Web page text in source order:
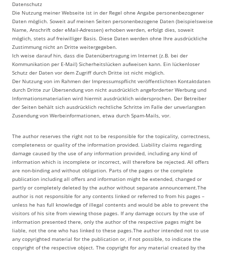
Datenschutz
Die Nutzung meiner Webseite ist in der Regel ohne Angabe personenbezogener
Daten möglich. Soweit auf meinen Seiten personenbezogene Daten (beispielsweise
Name, Anschrift oder eMail-Adressen) erhoben werden, erfolgt dies, soweit
möglich, stets auf freiwilliger Basis. Diese Daten werden ohne Ihre ausdrückliche
Zustimmung nicht an Dritte weitergegeben.
Ich weise darauf hin, dass die Datenübertragung im Internet (z.B. bei der
Kommunikation per E-Mail) Sicherheitslücken aufweisen kann. Ein lückenloser
Schutz der Daten vor dem Zugriff durch Dritte ist nicht möglich.
Der Nutzung von im Rahmen der Impressumspflicht veröffentlichten Kontaktdaten
durch Dritte zur Übersendung von nicht ausdrücklich angeforderter Werbung und
Informationsmaterialien wird hiermit ausdrücklich widersprochen. Der Betreiber
der Seiten behält sich ausdrücklich rechtliche Schritte im Falle der unverlangten
Zusendung von Werbeinformationen, etwa durch Spam-Mails, vor.
The author reserves the right not to be responsible for the topicality, correctness,
completeness or quality of the information provided. Liability claims regarding
damage caused by the use of any information provided, including any kind of
information which is incomplete or incorrect, will therefore be rejected. All offers
are non-binding and without obligation. Parts of the pages or the complete
publication including all offers and information might be extended, changed or
partly or completely deleted by the author without separate announcement.The
author is not responsible for any contents linked or referred to from his pages –
unless he has full knowledge of illegal contents and would be able to prevent the
visitors of his site from viewing those pages. If any damage occurs by the use of
information presented there, only the author of the respective pages might be
liable, not the one who has linked to these pages.The author intended not to use
any copyrighted material for the publication or, if not possible, to indicate the
copyright of the respective object. The copyright for any material created by the